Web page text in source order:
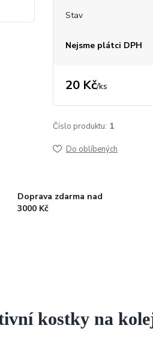
Stav
Nejsme plátci DPH
20 Kč/ks
Číslo produktu: 1
Do oblíbených
Doprava zdarma nad
3000 Kč
kostky na